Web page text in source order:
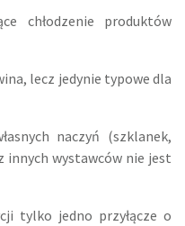
chłodzenie produktów
lecz jedynie typowe dla
naczyń (szklanek,
innych wystawców nie jest
tylko jedno przyłącze o